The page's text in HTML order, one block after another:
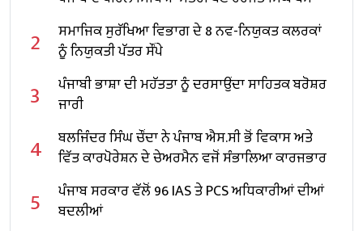
2
ਸਮਾਜਿਕ ਸੁਰੱਖਿਆ ਵਿਭਾਗ ਦੇ 8 ਨਵ-ਨਿਯੁਕਤ ਕਲਰਕਾਂ
ਨੂੰ ਨਿਯੁਕਤੀ ਪੱਤਰ ਸੌਂਪੇ
3
ਪੰਜਾਬੀ ਭਾਸ਼ਾ ਦੀ ਮਹੱਤਤਾ ਨੂੰ ਦਰਸਾਉਂਦਾ ਸਾਹਿਤਕ ਬਰੋਸ਼ਰ
ਜਾਰੀ
4
ਬਲਜਿੰਦਰ ਸਿੰਘ ਚੌਂਦਾ ਨੇ ਪੰਜਾਬ ਐਸ.ਸੀ ਭੋਂ ਵਿਕਾਸ ਅਤੇ
ਵਿੱਤ ਕਾਰਪੋਰੇਸ਼ਨ ਦੇ ਚੇਅਰਮੈਨ ਵਜੋਂ ਸੰਭਾਲਿਆ ਕਾਰਜਭਾਰ
5
ਪੰਜਾਬ ਸਰਕਾਰ ਵੱਲੋਂ 96 IAS ਤੇ PCS ਅਧਿਕਾਰੀਆਂ ਦੀਆਂ
ਬਦਲੀਆਂ